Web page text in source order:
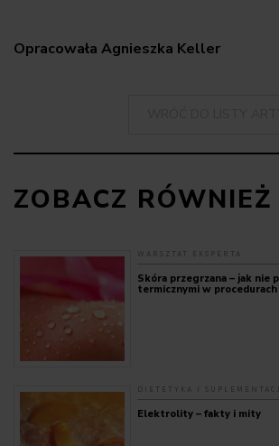
Opracowała Agnieszka Keller
ZOBACZ RÓWNIEŻ
WARSZTAT EKSPERTA
Skóra przegrzana – jak nie
termicznymi w
DIETETYKA I
Elektrolity – fakty i mity